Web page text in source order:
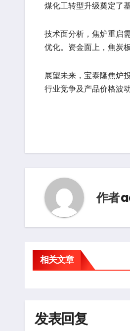
煤化工转型升级奠定了基
技术面分析，焦炉重启
优化。资金面上，焦炭
展望未来，宝泰隆焦炉
行业竞争及产品价格波
作者
相关文章
发表回复